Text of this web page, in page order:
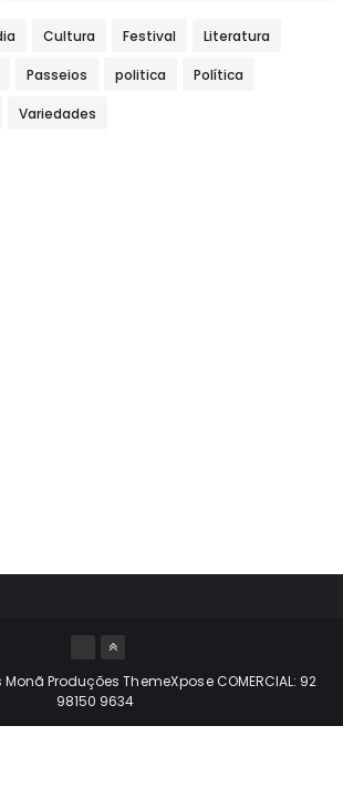
Cultura Festival Literatura
Passeios politica Política
Variedades
Monã Produções ThemeXposeCOMERCIAL: 92
98150 9634